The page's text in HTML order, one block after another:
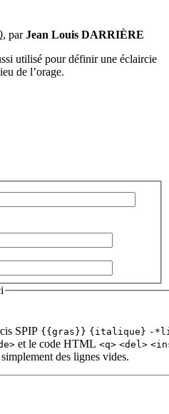
, parJean Louis DARRIÈRE
utilisé pour définir une éclaircie
de l’orage.
SPIP {{gras}} {italique} -
et le code HTML <q> <del>
des lignes vides.